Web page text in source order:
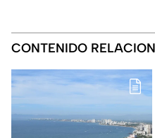
CONTENIDO